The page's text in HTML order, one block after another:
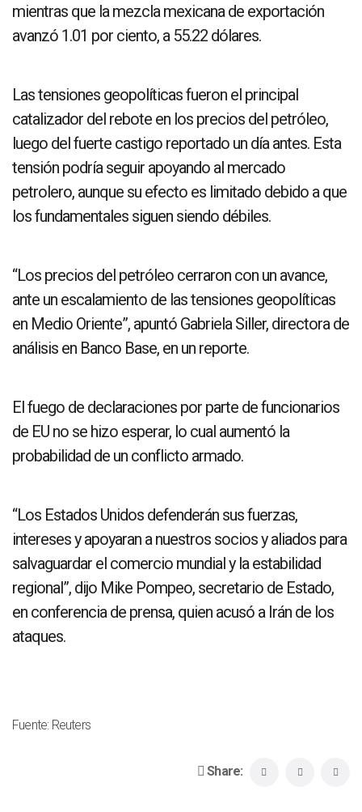
mientras que la mezcla mexicana de exportación
avanzó 1.01 por ciento, a 55.22 dólares.
Las tensiones geopolíticas fueron el principal
catalizador del rebote en los precios del petróleo,
luego del fuerte castigo reportado un día antes. Esta
tensión podría seguir apoyando al mercado
petrolero, aunque su efecto es limitado debido a que
los fundamentales siguen siendo débiles.
“Los precios del petróleo cerraron con un avance,
ante un escalamiento de las tensiones geopolíticas
en Medio Oriente”, apuntó Gabriela Siller, directora de
análisis en Banco Base, en un reporte.
El fuego de declaraciones por parte de funcionarios
de EU no se hizo esperar, lo cual aumentó la
probabilidad de un conflicto armado.
“Los Estados Unidos defenderán sus fuerzas,
intereses y apoyaran a nuestros socios y aliados para
salvaguardar el comercio mundial y la estabilidad
regional”, dijo Mike Pompeo, secretario de Estado,
en conferencia de prensa, quien acusó a Irán de los
ataques.
Fuente: Reuters
Share: